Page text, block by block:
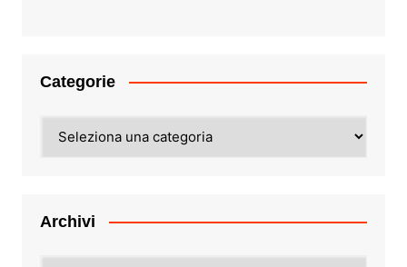
Categorie
Archivi